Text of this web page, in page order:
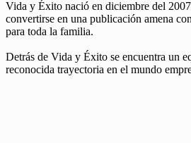
Vida y Éxito nació en diciembre del
convertirse en una publicación amena
para toda la familia.
Detrás de Vida y Éxito se encuentra un
reconocida trayectoria en el mundo